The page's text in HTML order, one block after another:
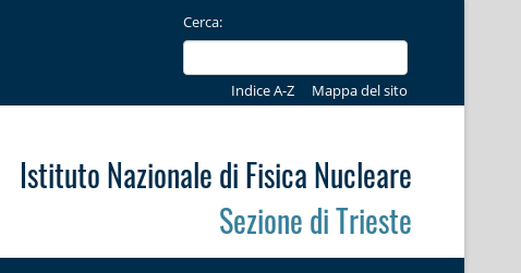
Cerca:
Indice A-Z Mappa del sito
Istituto Nazionale di Fisica Nucleare
Sezione di Trieste